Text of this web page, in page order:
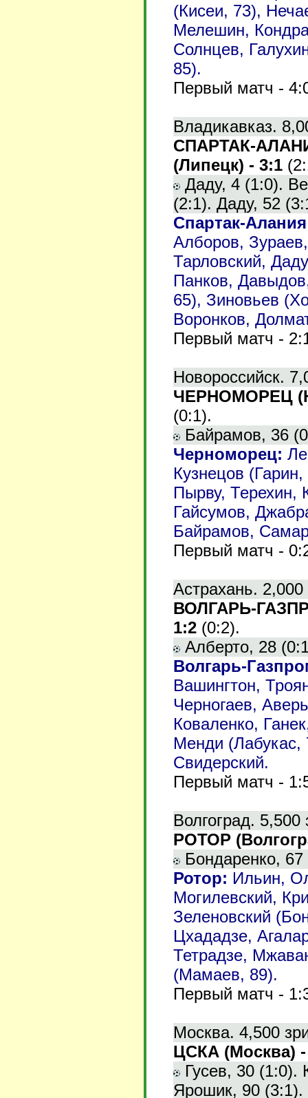
(Кисеи, 73),
Мелешин,
Солнцев,
85).
Первый матч -
Владикавказ.
СПАРТАК-
(Липецк) - 3:1
Даду, 4 (1:0).
(2:1). Даду, 52
Спартак-Алания
Алборов,
Тарловский,
Панков,
65), Зиновьев
Воронков,
Первый матч -
Новороссийск.
ЧЕРНОМОРЕЦ
(0:1).
Байрамов, 36
Черноморец:
Кузнецов
Пырву, Терехин,
Гайсумов,
Байрамов,
Первый матч -
Астрахань. 2,000
ВОЛГАРЬ-
1:2 (0:2).
Алберто, 28
Волгарь-
Вашингтон,
Черногаев,
Коваленко,
Менди (Лабукас,
Свидерский.
Первый матч -
Волгоград. 5,500
РОТОР
Бондаренко,
Ротор: Ильин,
Могилевский,
Зеленовский
Цхададзе,
Тетрадзе,
(Мамаев, 89).
Первый матч -
Москва. 4,500
ЦСКА (Москва)
Гусев, 30 (1:0).
Ярошик, 90 (3:1).